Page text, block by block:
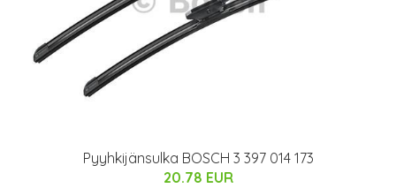
Pyyhkijänsulka BOSCH 3 397 014 173
20.78 EUR